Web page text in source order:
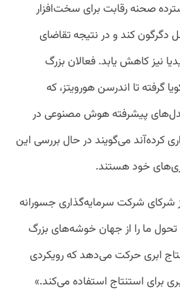
صحنه رقابت برای سخت‌افزار
کند و در نتیجه تقاضای
نیز کاهش یابد. فعالان بزرگ
گرفته تا اندرسن هورویتز، که
مدل‌های پیشرفته هوش مصنوعی در
کرده‌آند می‌گویند در حال بررسی این
خود هستند.
شرکای شرکت سرمایه‌گذاری جسورانه
تحول ما را از جهان خوشه‌های بزرگ
ابری حرکت می‌دهد که رویکردی
برای استنتاج استفاده می‌کند.»